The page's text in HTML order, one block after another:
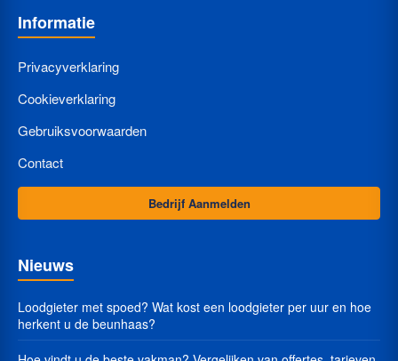
Informatie
Privacyverklaring
Cookieverklaring
Gebruiksvoorwaarden
Contact
Bedrijf Aanmelden
Nieuws
Loodgieter met spoed? Wat kost een loodgieter per uur en hoe
herkent u de beunhaas?